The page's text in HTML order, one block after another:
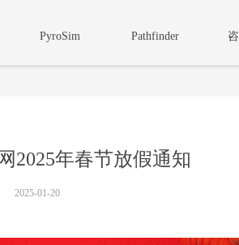
PyroSim Pathfinder
2025年春节放假通知
2025-01-20